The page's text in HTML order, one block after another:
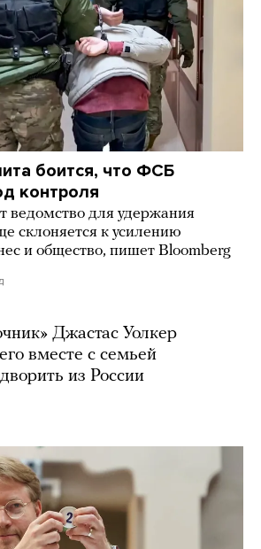
боится, что ФСБ
контроля
ведомство для удержания
склоняется к усилению
и общество, пишет Bloomberg
Джастас Уолкер
вместе с семьей
из России